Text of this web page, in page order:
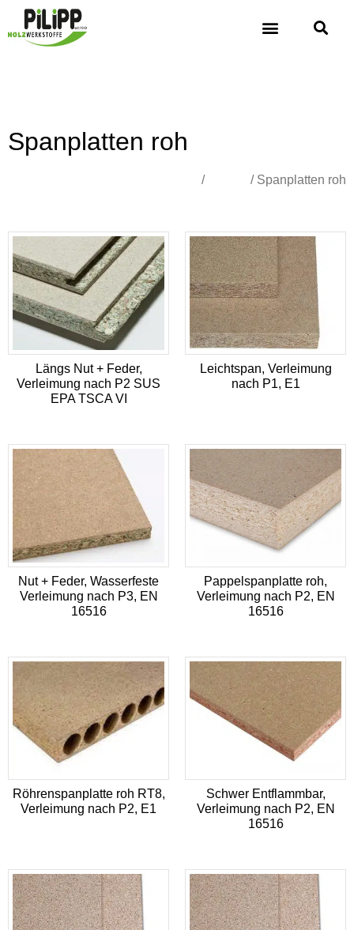
Spanplatten roh
/ / Spanplatten roh
Längs Nut + Feder,
Verleimung nach P2 SUS
EPA TSCA VI
Leichtspan, Verleimung
nach P1, E1
Nut + Feder, Wasserfeste
Verleimung nach P3, EN
16516
Pappelspanplatte roh,
Verleimung nach P2, EN
16516
Röhrenspanplatte roh RT8,
Verleimung nach P2, E1
Schwer Entflammbar,
Verleimung nach P2, EN
16516